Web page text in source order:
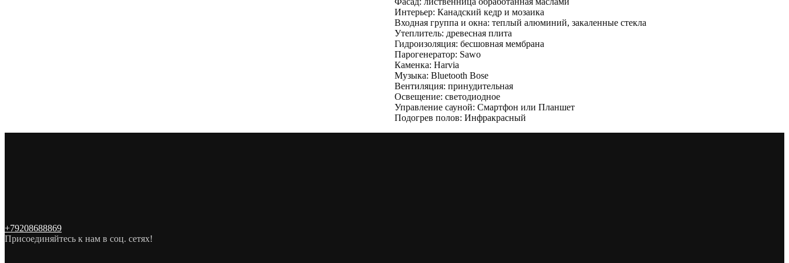
Интерьер: Канадский кедр и мозаика
Входная группа и окна: теплый алюминий, закаленные стекла
Утеплитель: древесная плита
Гидроизоляция: бесшовная мембрана
Парогенератор: Sawo
Каменка: Harvia
Музыка: Bluetooth Bose
Вентиляция: принудительная
Освещение: светодиодное
Управление сауной: Смартфон или Планшет
Подогрев полов: Инфракрасный
+79208688869
Присоединяйтесь к нам в соц. сетях!